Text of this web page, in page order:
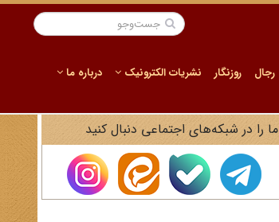
رجال روزنگار نشریات الکترونیک درباره ما
ما را در شبکه‌های اجتماعی دنبال کنید